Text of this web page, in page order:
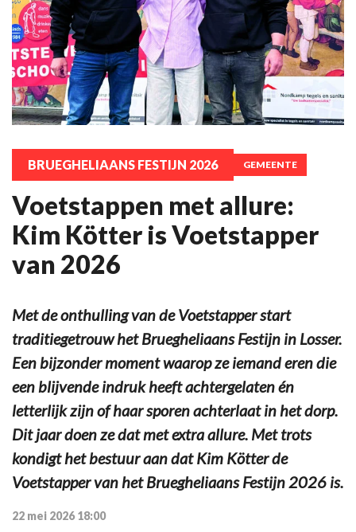
BRUEGHELIAANS FESTIJN 2026 GEMEENTE
Voetstappen met allure:
Kim Kötter is Voetstapper
van 2026
Met de onthulling van de Voetstapper start
traditiegetrouw het Bruegheliaans Festijn in Losser.
Een bijzonder moment waarop ze iemand eren die
een blijvende indruk heeft achtergelaten én
letterlijk zijn of haar sporen achterlaat in het dorp.
Dit jaar doen ze dat met extra allure. Met trots
kondigt het bestuur aan dat Kim Kötter de
Voetstapper van het Bruegheliaans Festijn 2026 is.
22 mei 2026 18:00